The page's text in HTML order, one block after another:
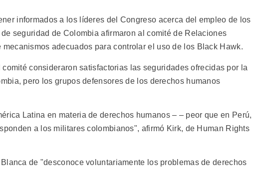
informados a los líderes del Congreso acerca del empleo de los
seguridad de Colombia afirmaron al comité de Relaciones
mecanismos adecuados para controlar el uso de los Black Hawk.
consideraron satisfactorias las seguridades ofrecidas por la
pero los grupos defensores de los derechos humanos
Latina en materia de derechos humanos – – peor que en Perú,
a los militares colombianos", afirmó Kirk, de Human Rights
de "desconoce voluntariamente los problemas de derechos